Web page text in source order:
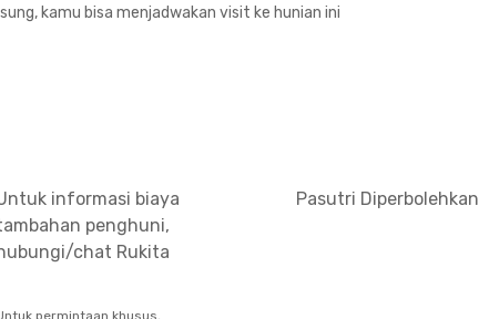
kamu bisa menjadwakan visit ke hunian ini
informasi biaya
penghuni,
chat Rukita
Pasutri Diperbolehkan
permintaan khusus,